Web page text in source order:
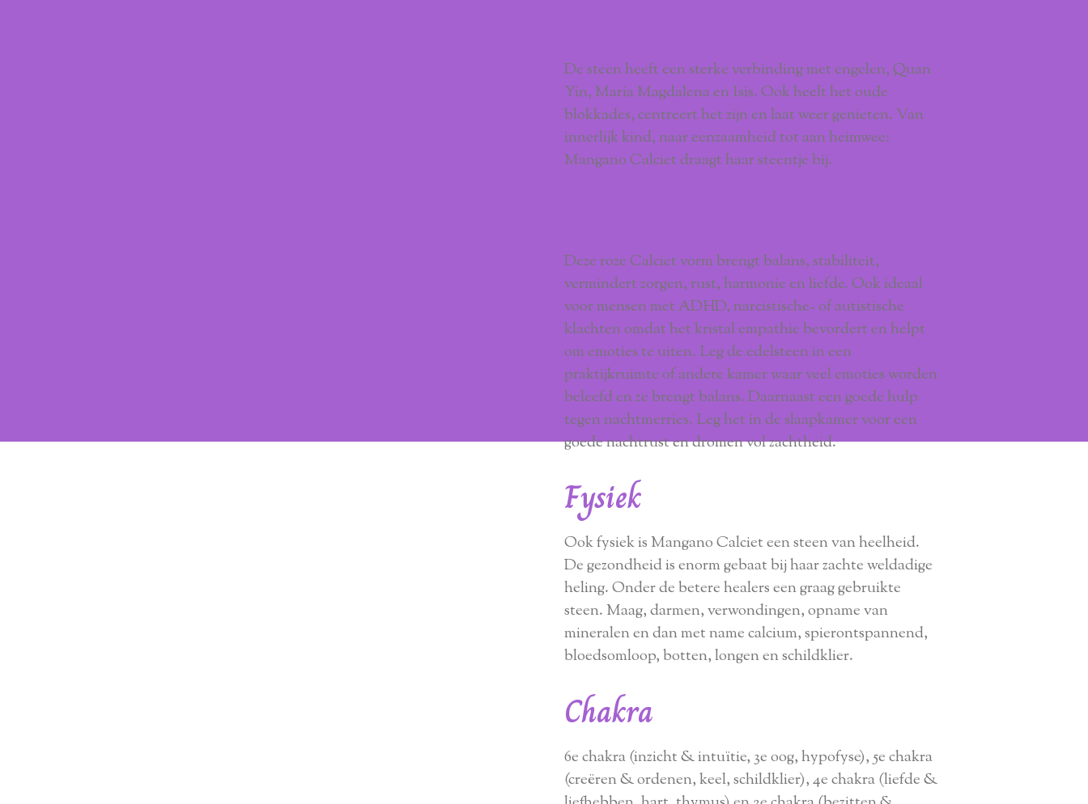
De steen heeft een sterke verbinding met engelen, Quan
Yin, Maria Magdalena en Isis. Ook heelt het oude
blokkades, centreert het zijn en laat weer genieten. Van
innerlijk kind, naar eenzaamheid tot aan heimwee:
Mangano Calciet draagt haar steentje bij.
Deze roze Calciet vorm brengt balans, stabiliteit,
vermindert zorgen, rust, harmonie en liefde. Ook ideaal
voor mensen met ADHD, narcistische- of autistische
klachten omdat het kristal empathie bevordert en helpt
om emoties te uiten. Leg de edelsteen in een
praktijkruimte of andere kamer waar veel emoties worden
beleefd en ze brengt balans. Daarnaast een goede hulp
tegen nachtmerries. Leg het in de slaapkamer voor een
goede nachtrust en dromen vol zachtheid.
Fysiek
Ook fysiek is Mangano Calciet een steen van heelheid.
De gezondheid is enorm gebaat bij haar zachte weldadige
heling. Onder de betere healers een graag gebruikte
steen. Maag, darmen, verwondingen, opname van
mineralen en dan met name calcium, spierontspannend,
bloedsomloop, botten, longen en schildklier.
Chakra
6e chakra (inzicht & intuïtie, 3e oog, hypofyse), 5e chakra
(creëren & ordenen, keel, schildklier), 4e chakra (liefde &